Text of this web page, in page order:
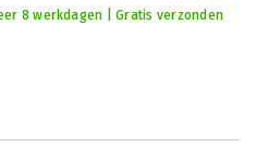
8 werkdagen | Gratis verzonden